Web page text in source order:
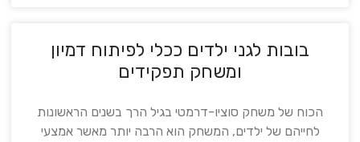
בובות לגני ילדים ככלי לפיתוח דמיון
ומשחק תפקידים
הכוח של משחק סוציו-דרמטי בגיל הרך בשנים הראשונות
לחייהם של ילדים, המשחק הוא הרבה יותר מאשר אמצעי